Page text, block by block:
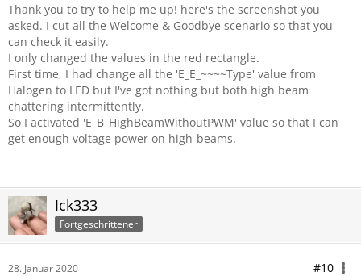
Thank you to try to help me up! here's the screenshot you
asked. I cut all the Welcome & Goodbye scenario so that you
can check it easily.
I only changed the values in the red rectangle.
First time, I had change all the 'E_E_~~~~Type' value from
Halogen to LED but I've got nothing but both high beam
chattering intermittently.
So I activated 'E_B_HighBeamWithoutPWM' value so that I can
get enough voltage power on high-beams.
Ick333
Fortgeschrittener
28. Januar 2020 #10